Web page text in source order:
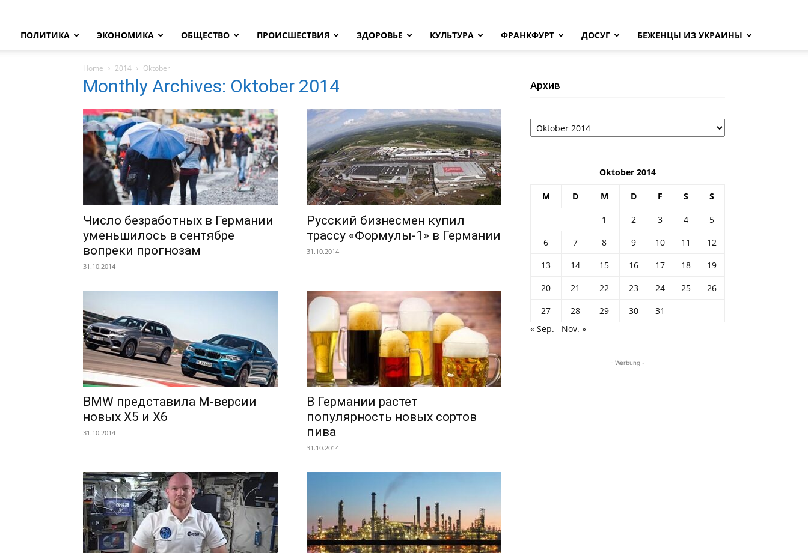
ПОЛИТИКА ЭКОНОМИКА ОБЩЕСТВО ПРОИСШЕСТВИЯ ЗДОРОВЬЕ КУЛЬТУРА ФРАНКФУРТ ДОСУГ БЕЖЕНЦЫ ИЗ УКРАИНЫ
Home 2014 Oktober
Monthly Archives: Oktober 2014
Число безработных в Германии
уменьшилось в сентябре
вопреки прогнозам
31.10.2014
Русский бизнесмен купил
трассу «Формулы-1» в Германии
31.10.2014
BMW представила M-версии
новых X5 и X6
31.10.2014
В Германии растет
популярность новых сортов
пива
31.10.2014
Архив
Архив
Oktober 2014
M D M D F S S
1 2 3 4
5
6
7 8 9 10 11
12
13
14 15 16 17 18
19
20
21 22 23 24 25
26
27
28 29 30
31
« Sep.
Nov. »
- Werbung -